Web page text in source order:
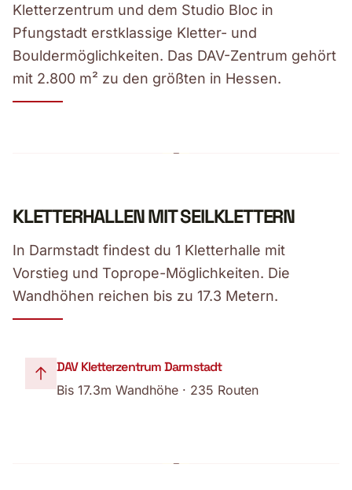
Kletterzentrum und dem Studio Bloc in
Pfungstadt erstklassige Kletter- und
Bouldermöglichkeiten. Das DAV-Zentrum gehört
mit 2.800 m² zu den größten in Hessen.
KLETTERHALLEN MIT SEILKLETTERN
In Darmstadt findest du 1 Kletterhalle mit
Vorstieg und Toprope-Möglichkeiten. Die
Wandhöhen reichen bis zu 17.3 Metern.
DAV Kletterzentrum Darmstadt
Bis 17.3m Wandhöhe · 235 Routen